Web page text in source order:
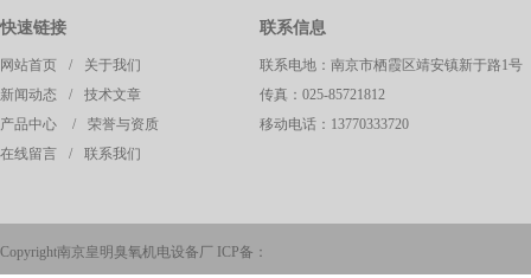
快速链接
网站首页 /
关于我们
新闻动态
/
技术文章
产品中心
/
荣誉与资质
在线留言
/ 联系我们
联系信息
联系电地：南京市栖霞区靖安镇新于路1号
传真：025-85721812
移动电话：13770333720
Copyright南京皇明臭氧机电设备厂 ICP备：